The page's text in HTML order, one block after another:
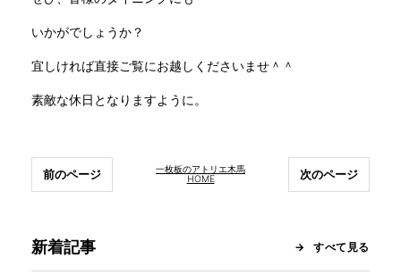
いかがでしょうか？
宜しければ直接ご覧にお越しくださいませ＾＾
素敵な休日となりますように。
一枚板のアトリエ木馬
HOME
前のページ 次のページ
新着記事 すべて見る